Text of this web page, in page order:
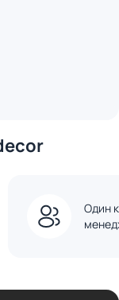
Один